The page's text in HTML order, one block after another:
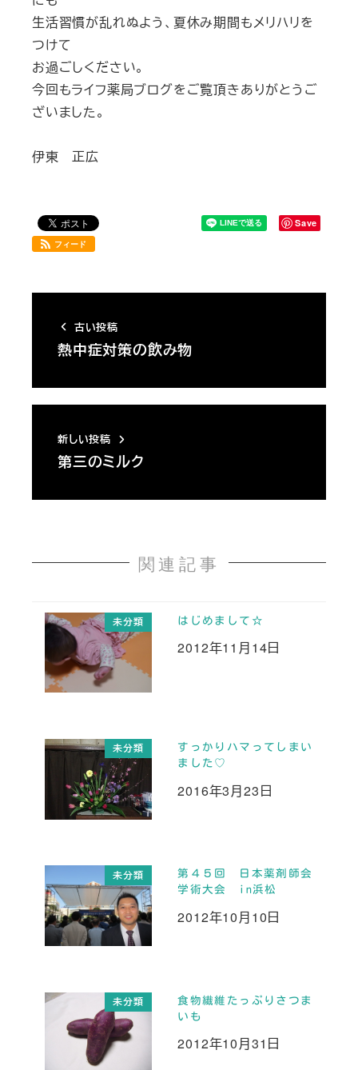
生活習慣が乱れぬよう、夏休み期間もメリハリを
つけて
お過ごしください。
今回もライフ薬局ブログをご覧頂きありがとうご
ざいました。
伊東 正広
Save
フィード
古い投稿
熱中症対策の飲み物
新しい投稿
第三のミルク
関連記事
未分類 はじめまして☆
投稿日
2012年11月14日
未分類
すっかりハマってしまい
ました♡
投稿日
2016年3月23日
未分類
第４５回 日本薬剤師会
学術大会 in浜松
投稿日
2012年10月10日
未分類
食物繊維たっぷりさつま
いも
投稿日
2012年10月31日